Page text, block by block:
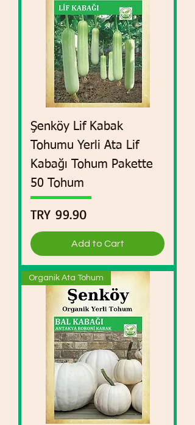
Şenköy Lif Kabak
Tohumu Yerli Ata Lif
Kabağı Tohum Pakette
50 Tohum
Price
TRY 99.90
Add to Cart
Organik Ata Tohum